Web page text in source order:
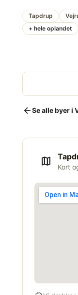
Tapdrup
+ hele oplandet
arrow_backSe alle byer i
map Kort